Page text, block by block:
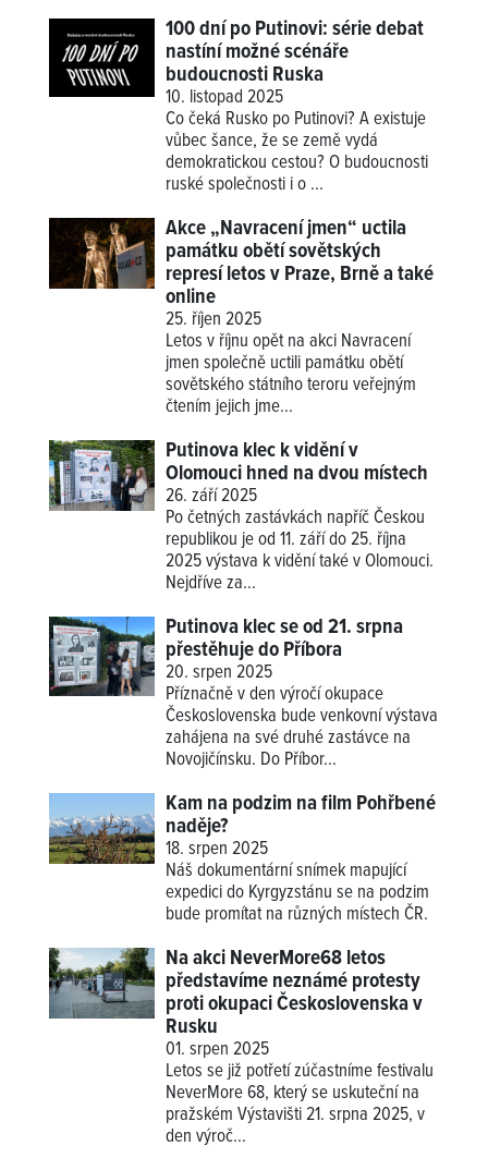
100 dní po Putinovi: série debat
nastíní možné scénáře
budoucnosti Ruska
10. listopad 2025
Co čeká Rusko po Putinovi? A existuje
vůbec šance, že se země vydá
demokratickou cestou? O budoucnosti
ruské společnosti i o ...
Akce „Navracení jmen“ uctila
památku obětí sovětských
represí letos v Praze, Brně a také
online
25. říjen 2025
Letos v říjnu opět na akci Navracení
jmen společně uctili památku obětí
sovětského státního teroru veřejným
čtením jejich jme...
Putinova klec k vidění v
Olomouci hned na dvou místech
26. září 2025
Po četných zastávkách napříč Českou
republikou je od 11. září do 25. října
2025 výstava k vidění také v Olomouci.
Nejdříve za...
Putinova klec se od 21. srpna
přestěhuje do Příbora
20. srpen 2025
Příznačně v den výročí okupace
Československa bude venkovní výstava
zahájena na své druhé zastávce na
Novojičínsku. Do Příbor...
Kam na podzim na film Pohřbené
naděje?
18. srpen 2025
Náš dokumentární snímek mapující
expedici do Kyrgyzstánu se na podzim
bude promítat na různých místech ČR.
Na akci NeverMore68 letos
představíme neznámé protesty
proti okupaci Československa v
Rusku
01. srpen 2025
Letos se již potřetí zúčastníme festivalu
NeverMore 68, který se uskuteční na
pražském Výstavišti 21. srpna 2025, v
den výroč...